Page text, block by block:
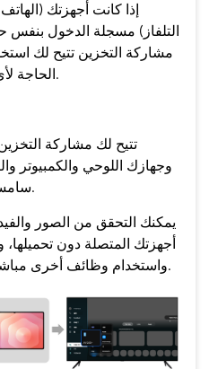
إذا كانت أجهزتك
التلفاز) مسجلة الدخول
مشاركة التخزين تتيح لك
الحاجة لأي اتصال كابل أو إعداد إضافي.
تتيح لك مشاركة
وجهازك اللوحي والكمبيوتر
سامسونج كما لو كانت جهازا واحدا.
يمكنك التحقق من الصور
أجهزتك المتصلة دون
واستخدام وظائف أخرى مباشرة من الجهاز الذي تستخدمه.